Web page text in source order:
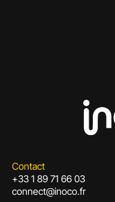
Contact
+33 1 89 71 66 03
connect@inoco.fr